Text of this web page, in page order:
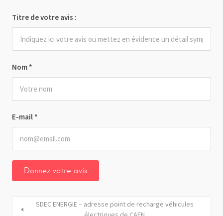
Nom *
E-mail *
Titre de votre avis :
SDEC ENERGIE – adresse point de recharge véhicules